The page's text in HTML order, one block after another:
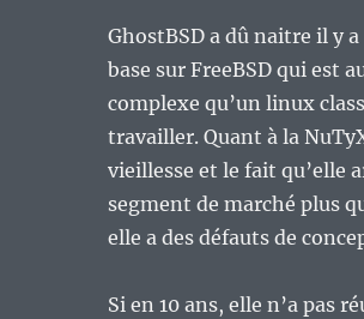
GhostBSD a dû naitre il y
base sur FreeBSD qui est
complexe qu’un linux
travailler. Quant à la
vieillesse et le fait qu’elle
segment de marché plus
elle a des défauts de
Si en 10 ans, elle n’a pas